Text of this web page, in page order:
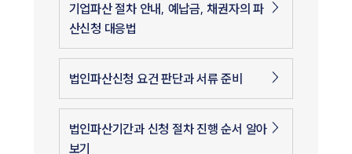
기업파산 절차 안내, 예납금, 채권자의 파
산신청 대응법
법인파산신청 요건 판단과 서류 준비
법인파산기간과 신청 절차 진행 순서 알아
보기